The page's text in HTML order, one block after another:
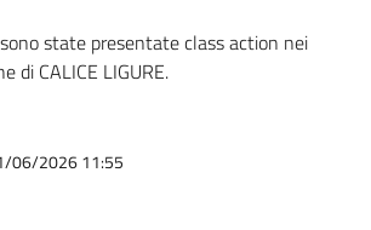
state presentate class action nei
di CALICE LIGURE.
06/2026 11:55